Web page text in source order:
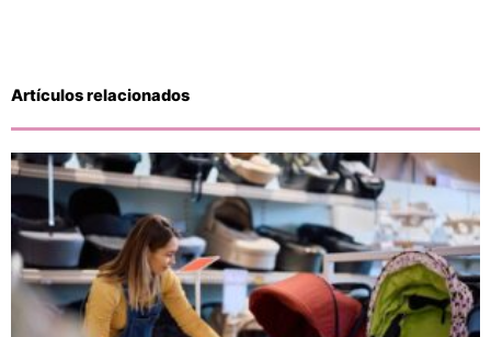
Artículos relacionados